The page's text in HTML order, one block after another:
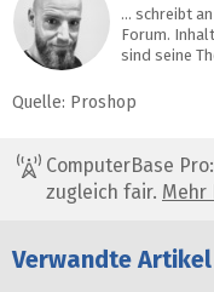
… schreibt
Forum.
sind seine
Quelle: Proshop
ComputerBase
zugleich fair. Mehr
Verwandte Artikel